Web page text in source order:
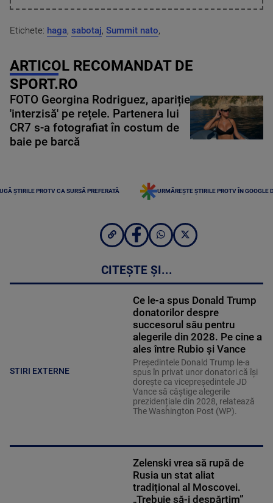
Etichete: haga, sabotaj, Summit nato,
ARTICOL RECOMANDAT DE
SPORT.RO
FOTO Georgina Rodriguez, apariție
'interzisă' pe rețele. Partenera lui
CR7 s-a fotografiat în costum de
baie pe barcă
ȘTIRILE PROTV CA SURSĂ PREFERATĂ URMĂREȘTE ȘTIRILE PROTV ÎN GOOGLE
CITEȘTE ȘI...
STIRI EXTERNE
Ce le-a spus Donald Trump
donatorilor despre
succesorul său pentru
alegerile din 2028. Pe cine a
ales între Rubio și Vance
Președintele Donald Trump le-a
spus în privat unor donatori că își
dorește ca vicepreședintele JD
Vance să câștige alegerile
prezidențiale din 2028, relatează
The Washington Post (WP).
Zelenski vrea să rupă de
Rusia un stat aliat
tradițional al Moscovei.
„Trebuie să-i despărțim”